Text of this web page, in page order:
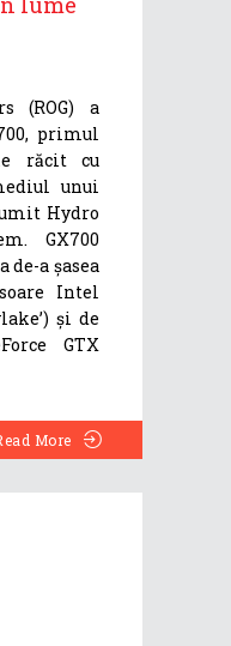
(ROG) a
primul
răcit cu
unui
Hydro
GX700
de-a șasea
Intel
și de
GTX
More